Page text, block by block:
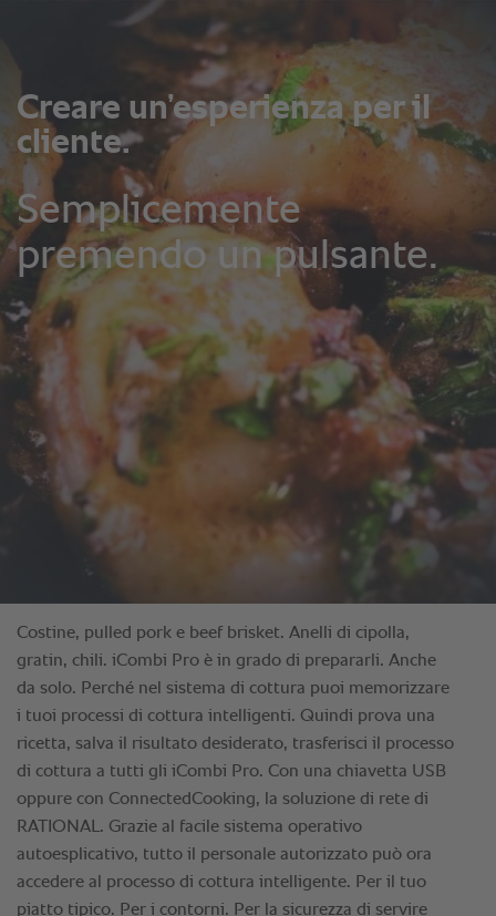
Costine, pulled pork e beef brisket. Anelli di cipolla,
gratin, chili. iCombi Pro è in grado di prepararli. Anche
da solo. Perché nel sistema di cottura puoi memorizzare
i tuoi processi di cottura intelligenti. Quindi prova una
ricetta, salva il risultato desiderato, trasferisci il processo
di cottura a tutti gli iCombi Pro. Con una chiavetta USB
oppure con ConnectedCooking, la soluzione di rete di
RATIONAL. Grazie al facile sistema operativo
autoesplicativo, tutto il personale autorizzato può ora
accedere al processo di cottura intelligente. Per il tuo
piatto tipico. Per i contorni. Per la sicurezza di servire